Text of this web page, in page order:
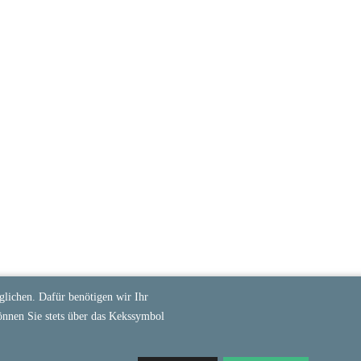
Dafür benötigen wir Ihr
Sie stets über das Kekssymbol